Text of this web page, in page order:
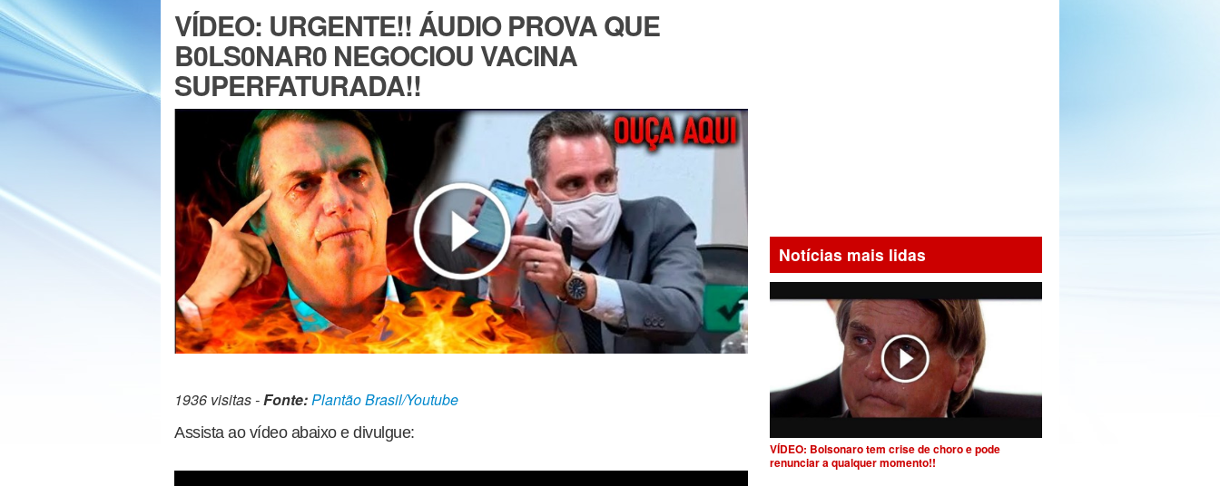
VÍDEO: URGENTE!! ÁUDIO PROVA QUE
B0LS0NAR0 NEGOCIOU VACINA
SUPERFATURADA!!
1936 visitas -Fonte:Plantão Brasil/Youtube
Assista ao vídeo abaixo e divulgue:
Notícias mais lidas
VÍDEO: Bolsonaro tem crise de choro e pode
renunciar a qualquer momento!!